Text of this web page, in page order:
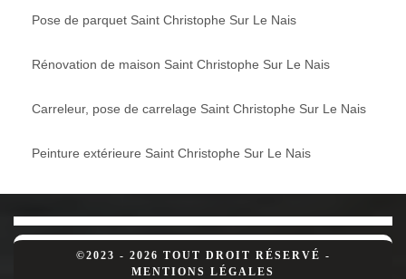
Pose de parquet Saint Christophe Sur Le Nais
Rénovation de maison Saint Christophe Sur Le Nais
Carreleur, pose de carrelage Saint Christophe Sur Le Nais
Peinture extérieure Saint Christophe Sur Le Nais
©2023 - 2026 TOUT DROIT RÉSERVÉ -
MENTIONS LÉGALES